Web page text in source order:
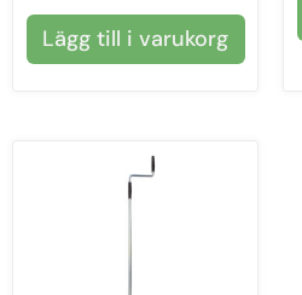
Lägg till i varukorg